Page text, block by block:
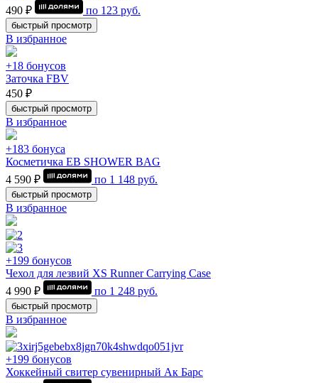
490 ₽
по 123 руб.
быстрый просмотр
В избранное
+18 бонусов
Заточка FBV
450 ₽
быстрый просмотр
В избранное
+183 бонуса
Косметичка EB SHOWER BAG
4 590 ₽
по 1 148 руб.
быстрый просмотр
В избранное
+199 бонусов
Чехол для лезвий XS Runner Carrying Case
4 990 ₽
по 1 248 руб.
быстрый просмотр
В избранное
+199 бонусов
Хоккейный свитер сувенирный Ак Барс